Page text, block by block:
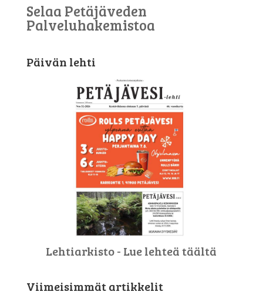
Selaa Petäjäveden
Palveluhakemistoa
Päivän lehti
Lehtiarkisto - Lue lehteä täältä
Viimeisimmät artikkelit